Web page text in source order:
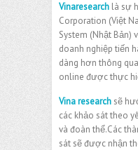
Vinaresearch là sự
Corporation (Việt
System (Nhật Bản)
doanh nghiệp tiến
dàng hơn thông
online được thực
Vina research sẽ
các khảo sát theo
và đoàn thể.Các
sát sẽ được nhận